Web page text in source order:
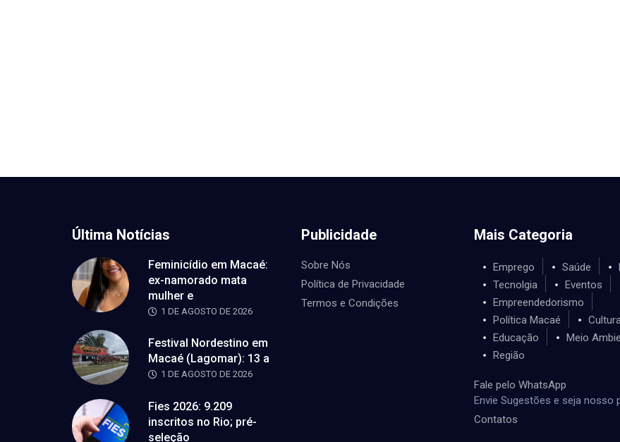
Última Notícias
Feminicídio em Macaé:
ex-namorado mata
mulher e
1 DE AGOSTO DE 2026
Festival Nordestino em
Macaé (Lagomar): 13 a
1 DE AGOSTO DE 2026
Fies 2026: 9.209
inscritos no Rio; pré-
seleção
Publicidade
Sobre Nós
Política de Privacidade
Termos e Condições
Mais Categoria
Emprego Saúde
Tecnolgia
Eventos
Empreendedorismo
Política Macaé
Cultura
Educação
Meio
Região
Fale pelo WhatsApp
Envie Sugestões e seja nosso
Contatos